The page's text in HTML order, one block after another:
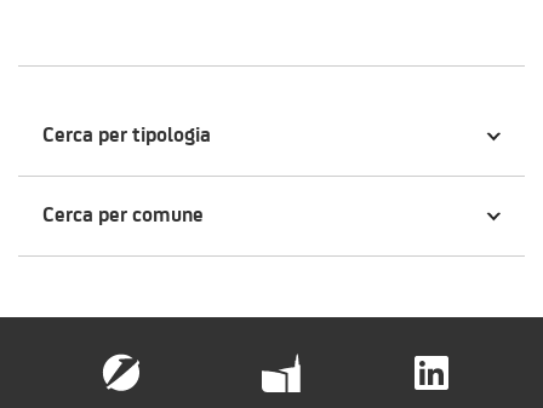
Cerca per tipologia
Cerca per comune